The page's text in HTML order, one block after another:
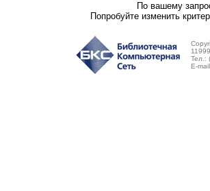
По вашему
Попробуйте изменить
Тел.:
E-